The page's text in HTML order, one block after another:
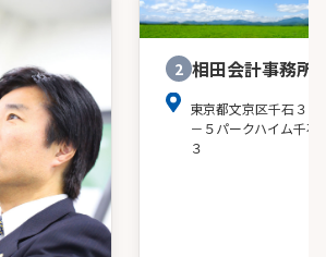
2 相田会計事務所
東京都文京区千石３－
－５パークハイム千石
３